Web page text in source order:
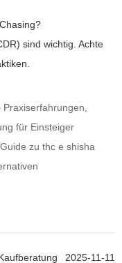
sind wichtig. Achte
für Einsteiger
zu thc e shisha
2025-11-11